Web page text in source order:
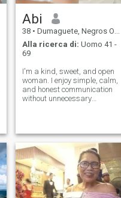
Abi
38 • Dumaguete, Negros Oriental, Filippine
Alla ricerca di: Uomo 41 -
69
I'm a kind, sweet, and open
woman. I enjoy simple, calm,
and honest communication
without unnecessary
lies, omissions, or sudden
changes in communication. I
love to